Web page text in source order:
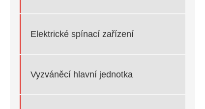
Elektrické spínací zařízení
Vyzváněcí hlavní jednotka